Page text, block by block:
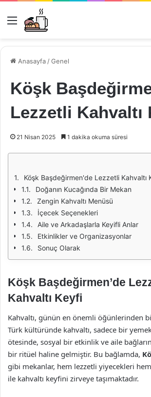
Menü
Anasayfa /Genel
Köşk
Lezzetli Kahvaltı
21 Nisan 2025 1 dakika okuma süresi
Köşk Başdeğirmen'de Lezzetli Kahvaltı
Doğanın Kucağında Bir Mekan
Zengin Kahvaltı Menüsü
İçecek Seçenekleri
Aile ve Arkadaşlarla Keyifli Anlar
Etkinlikler ve Organizasyonlar
Sonuç Olarak
Köşk Başdeğirmen’de
Kahvaltı Keyfi
Kahvaltı, günün en önemli öğünlerinden
Türk kültüründe kahvaltı, sadece bir
ötesinde, sosyal bir etkinlik ve aile
bir ritüel haline gelmiştir. Bu bağlamda,
gibi mekanlar, hem lezzetli yiyecekleri
ile kahvaltı keyfini zirveye taşımaktadır.